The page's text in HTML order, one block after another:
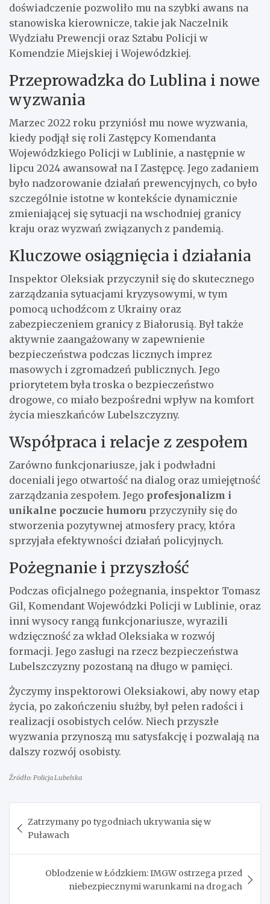
doświadczenie pozwoliło mu na szybki awans na
stanowiska kierownicze, takie jak Naczelnik
Wydziału Prewencji oraz Sztabu Policji w
Komendzie Miejskiej i Wojewódzkiej.
Przeprowadzka do Lublina i nowe
wyzwania
Marzec 2022 roku przyniósł mu nowe wyzwania,
kiedy podjął się roli Zastępcy Komendanta
Wojewódzkiego Policji w Lublinie, a następnie w
lipcu 2024 awansował na I Zastępcę. Jego zadaniem
było nadzorowanie działań prewencyjnych, co było
szczególnie istotne w kontekście dynamicznie
zmieniającej się sytuacji na wschodniej granicy
kraju oraz wyzwań związanych z pandemią.
Kluczowe osiągnięcia i działania
Inspektor Oleksiak przyczynił się do skutecznego
zarządzania sytuacjami kryzysowymi, w tym
pomocą uchodźcom z Ukrainy oraz
zabezpieczeniem granicy z Białorusią. Był także
aktywnie zaangażowany w zapewnienie
bezpieczeństwa podczas licznych imprez
masowych i zgromadzeń publicznych. Jego
priorytetem była troska o bezpieczeństwo
drogowe, co miało bezpośredni wpływ na komfort
życia mieszkańców Lubelszczyzny.
Współpraca i relacje z zespołem
Zarówno funkcjonariusze, jak i podwładni
doceniali jego otwartość na dialog oraz umiejętność
zarządzania zespołem. Jego profesjonalizm i
unikalne poczucie humoru przyczyniły się do
stworzenia pozytywnej atmosfery pracy, która
sprzyjała efektywności działań policyjnych.
Pożegnanie i przyszłość
Podczas oficjalnego pożegnania, inspektor Tomasz
Gil, Komendant Wojewódzki Policji w Lublinie, oraz
inni wysocy rangą funkcjonariusze, wyrazili
wdzięczność za wkład Oleksiaka w rozwój
formacji. Jego zasługi na rzecz bezpieczeństwa
Lubelszczyzny pozostaną na długo w pamięci.
Życzymy inspektorowi Oleksiakowi, aby nowy etap
życia, po zakończeniu służby, był pełen radości i
realizacji osobistych celów. Niech przyszłe
wyzwania przynoszą mu satysfakcję i pozwalają na
dalszy rozwój osobisty.
Źródło: Policja Lubelska
wpisu
Zatrzymany po tygodniach ukrywania się w
Puławach
Oblodzenie w Łódzkiem: IMGW ostrzega przed
niebezpiecznymi warunkami na drogach